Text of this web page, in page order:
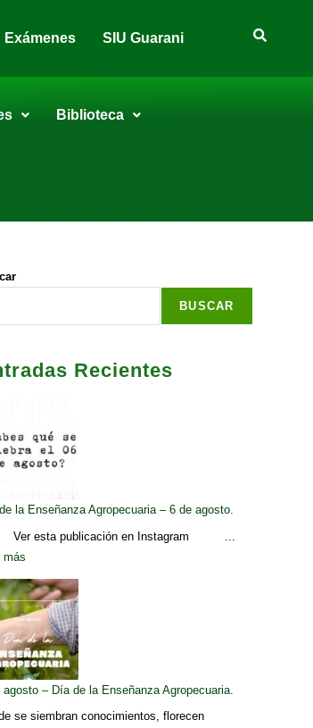
Exámenes SIU Guarani
Biblioteca
BUSCAR
Recientes
la Enseñanza Agropecuaria – 6 de agosto.
esta publicación en Instagram ...
más
agosto – Día de la Enseñanza Agropecuaria.
se siembran conocimientos, florecen